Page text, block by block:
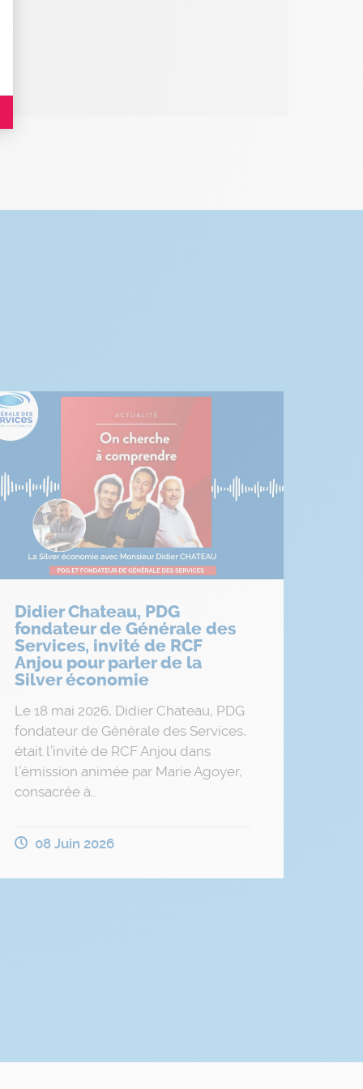
Didier Chateau, PDG
fondateur de Générale des
Services, invité de RCF
Anjou pour parler de la
Silver économie
Le 18 mai 2026, Didier Chateau, PDG
fondateur de Générale des Services,
était l’invité de RCF Anjou dans
l’émission animée par Marie Agoyer,
consacrée à…
08 Juin 2026